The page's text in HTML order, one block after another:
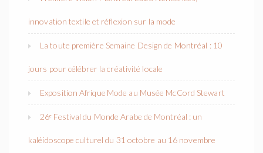
innovation textile et réflexion sur la mode
La toute première Semaine Design de Montréal : 10
jours pour célébrer la créativité locale
Exposition Afrique Mode au Musée McCord Stewart
26ᵉ Festival du Monde Arabe de Montréal : un
kaléidoscope culturel du 31 octobre au 16 novembre